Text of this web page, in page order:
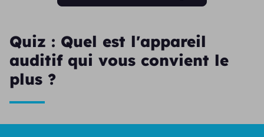
Quiz : Quel est l'appareil
auditif qui vous convient le
plus ?